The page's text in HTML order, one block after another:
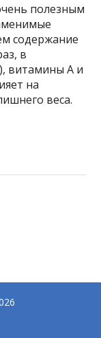
полезным
содержание
в
витамины А и
на
веса.